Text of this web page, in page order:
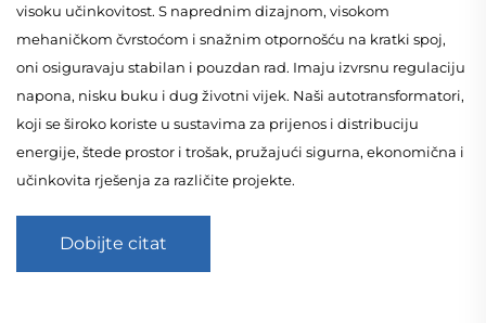
visoku učinkovitost. S naprednim dizajnom, visokom
mehaničkom čvrstoćom i snažnim otpornošću na kratki spoj,
oni osiguravaju stabilan i pouzdan rad. Imaju izvrsnu regulaciju
napona, nisku buku i dug životni vijek. Naši autotransformatori,
koji se široko koriste u sustavima za prijenos i distribuciju
energije, štede prostor i trošak, pružajući sigurna, ekonomična i
učinkovita rješenja za različite projekte.
Dobijte citat